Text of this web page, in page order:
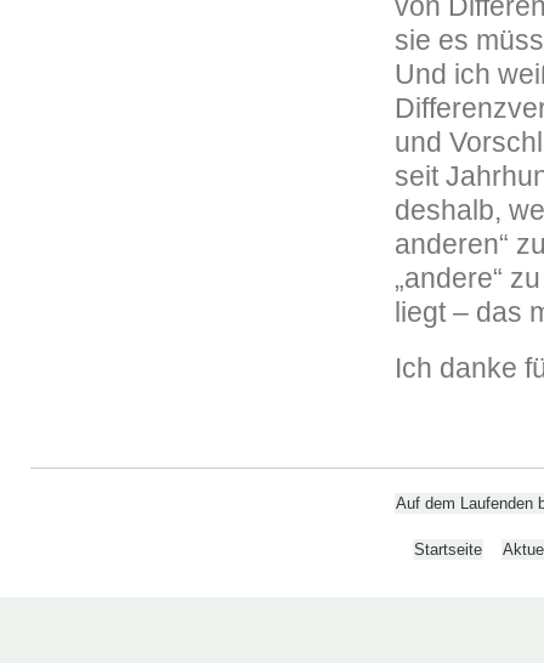
sie es
Und ich
und
seit
deshalb,
anderen“
„andere“
liegt – das
Ich danke
Auf dem Laufenden
Startseite